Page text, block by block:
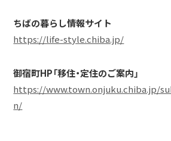
ちばの暮らし情報サイト
https://life-style.chiba.jp/
御宿町HP「移住・定住のご案内」
https://www.town.onjuku.chiba.jp/
n/